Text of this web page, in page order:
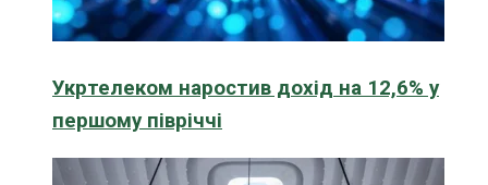
Укртелеком наростив дохід на 12,6% у
першому півріччі